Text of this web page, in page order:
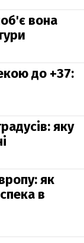
вона
до +37:
яку
як
в